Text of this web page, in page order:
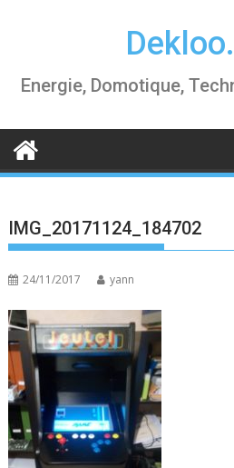
Energie, Domotique,
IMG_20171124_184702
24/11/2017 yann